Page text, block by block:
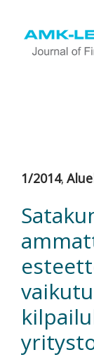
Hyppää
pääsisältöön
Hyppää
ensisijaiseen
Hyppää
alatunnisteeseen
viestittää
tutkimus-,
kehittämis-
sekä
koskevasta
1/2014,